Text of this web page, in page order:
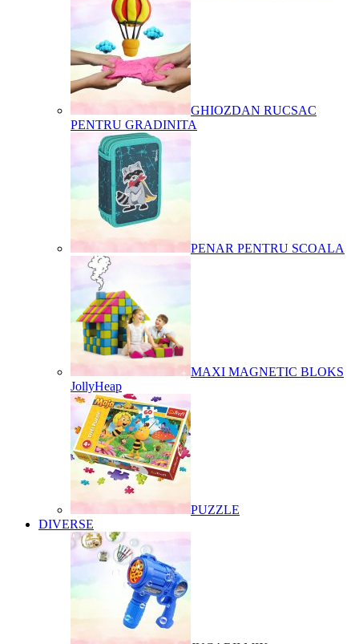
GHIOZDAN RUCSAC
PENTRU GRADINITA
PENAR PENTRU SCOALA
MAXI MAGNETIC BLOKS
JollyHeap
PUZZLE
DIVERSE